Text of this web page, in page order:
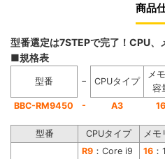
商品
型番選定は7STEPで完了！CPU
■規格表
型番 − CPUタイプ
メ
容
BBC-RM9450
- A3 16
型番 CPUタイプ メモ
R9 ：Core i9 16